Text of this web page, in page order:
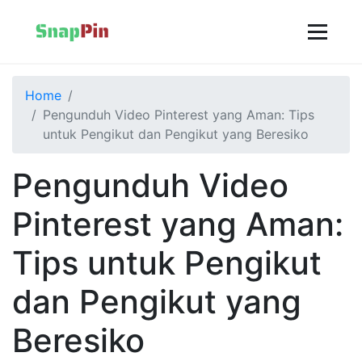
Home
Pengunduh Video Pinterest yang Aman: Tips
untuk Pengikut dan Pengikut yang Beresiko
Pengunduh Video
Pinterest yang Aman:
Tips untuk Pengikut
dan Pengikut yang
Beresiko